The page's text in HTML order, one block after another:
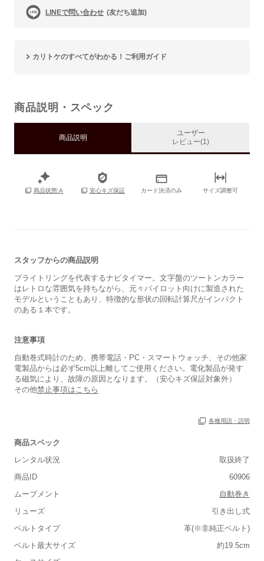
LINEで問い合わせ (友だち追加)
カリトケのすべてがわかる！ご利用ガイド
商品説明・スペック
商品説明
ユーザー
レビュー(1)
商品状態:A 安心キズ保証 カード決済のみ サイズ調整可
スタッフからの商品説明
ブライトリングを代表するナビタイマー。文字盤のツートンカラー
はレトロな雰囲気を持ちながら、元々パイロット向けに製造された
モデルということもあり、特徴的な形状の回転計算尺がインパクト
のある１本です。
注意事項
自動巻式時計のため、携帯電話・PC・スマートウォッチ、その他家
電製品からは必ず5cm以上離してご使用ください。電化製品が発す
る磁気により、故障の原因となります。（安心キズ保証対象外）
その他禁止事項はこちら
各種用語・説明
商品スペック
レンタル状況
取扱終了
商品ID
60906
ムーブメント
自動巻き
リューズ
引き出し式
ベルトタイプ
革(※非純正ベルト)
ベルト最大サイズ
約19.5cm
■重さ(ベルト込み)